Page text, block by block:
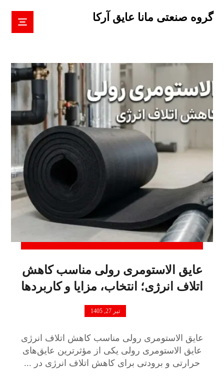
گروه صنعتی مانا عایق آرکا
عایق الاستومری رولی مناسب کاهش
اتلاف انرژی؛ انتخاب، مزایا و کاربردها
تیر 27, 1405
عایق الاستومری رولی مناسب کاهش اتلاف انرژی
عایق الاستومری رولی یکی از مؤثرترین عایق‌های
حرارتی و برودتی برای کاهش اتلاف انرژی در ...